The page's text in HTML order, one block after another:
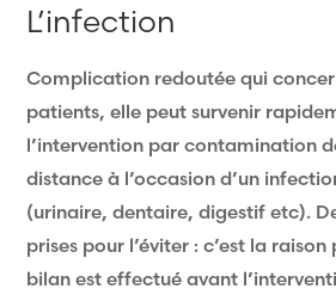
L’infection
Complication redoutée qui
patients, elle peut survenir
l’intervention par contamination
distance à l’occasion d’un
(urinaire, dentaire, digestif etc).
prises pour l’éviter : c’est la
bilan est effectué avant